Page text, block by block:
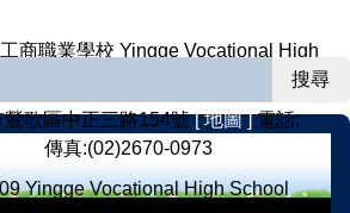
搜尋
商職業學校 Yingge Vocational High
鶯歌區中正三路154號[ 地圖 ]電話:
傳真:(02)2670-0973
Yingge Vocational High School